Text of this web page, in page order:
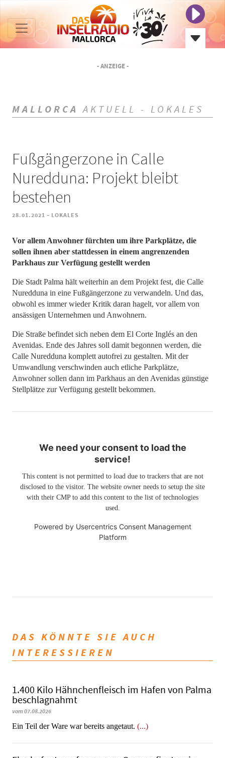
- ANZEIGE -
MALLORCA AKTUELL - LOKALES
Fußgängerzone in Calle
Nuredduna: Projekt bleibt
bestehen
28.01.2021 - LOKALES
Vor allem Anwohner fürchten um ihre Parkplätze, die
sollen ihnen aber stattdessen in einem angrenzenden
Parkhaus zur Verfügung gestellt werden
Die Stadt Palma hält weiterhin an dem Projekt fest, die Calle
Nuredduna in eine Fußgängerzone zu verwandeln. Und das,
obwohl es immer wieder Kritik daran hagelt, vor allem von
ansässigen Unternehmen und Anwohnern.
Die Straße befindet sich neben dem El Corte Inglés an den
Avenidas. Ende des Jahres soll damit begonnen werden, die
Calle Nuredduna komplett autofrei zu gestalten. Mit der
Umwandlung verschwinden auch etliche Parkplätze,
Anwohner sollen dann im Parkhaus an den Avenidas günstige
Stellplätze zur Verfügung gestellt bekommen.
We need your consent to load the
service!
This content is not permitted to load due to trackers that are not
disclosed to the visitor. The website owner needs to setup the site
with their CMP to add this content to the list of technologies
used.
Powered by Usercentrics Consent Management
Platform
DAS KÖNNTE SIE AUCH
INTERESSIEREN
1.400 Kilo Hähnchenfleisch im Hafen von Palma
beschlagnahmt
vom 07.08.2026
​​​​​​​Ein Teil der Ware war bereits angetaut. (...)